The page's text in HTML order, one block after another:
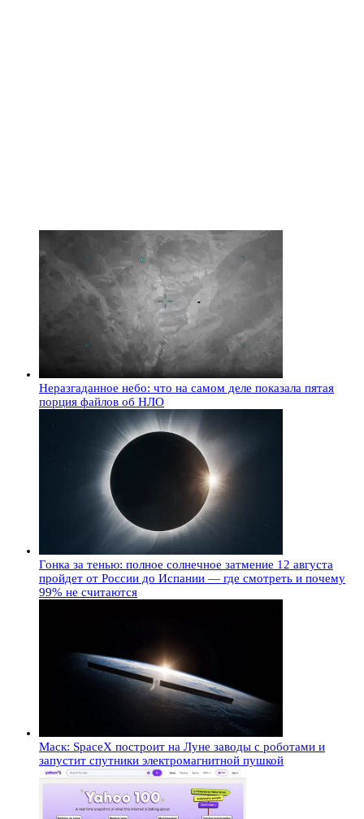
Неразгаданное небо: что на самом деле показала пятая
порция файлов об НЛО
Гонка за тенью: полное солнечное затмение 12 августа
пройдет от России до Испании — где смотреть и почему
99% не считаются
Маск: SpaceX построит на Луне заводы с роботами и
запустит спутники электромагнитной пушкой